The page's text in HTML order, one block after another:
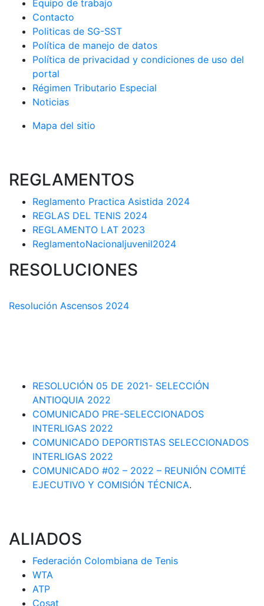
Equipo de trabajo
Contacto
Politicas de SG-SST
Política de manejo de datos
Política de privacidad y condiciones de uso del
portal
Régimen Tributario Especial
Noticias
Mapa del sitio
REGLAMENTOS
Reglamento Practica Asistida 2024
REGLAS DEL TENIS 2024
REGLAMENTO LAT 2023
ReglamentoNacionaljuvenil2024
RESOLUCIONES
Resolución Ascensos 2024
RESOLUCIÓN 05 DE 2021- SELECCIÓN
ANTIOQUIA 2022
COMUNICADO PRE-SELECCIONADOS
INTERLIGAS 2022
COMUNICADO DEPORTISTAS SELECCIONADOS
INTERLIGAS 2022
COMUNICADO #02 – 2022 – REUNIÓN COMITÉ
EJECUTIVO Y COMISIÓN TÉCNICA.
ALIADOS
Federación Colombiana de Tenis
WTA
ATP
Cosat